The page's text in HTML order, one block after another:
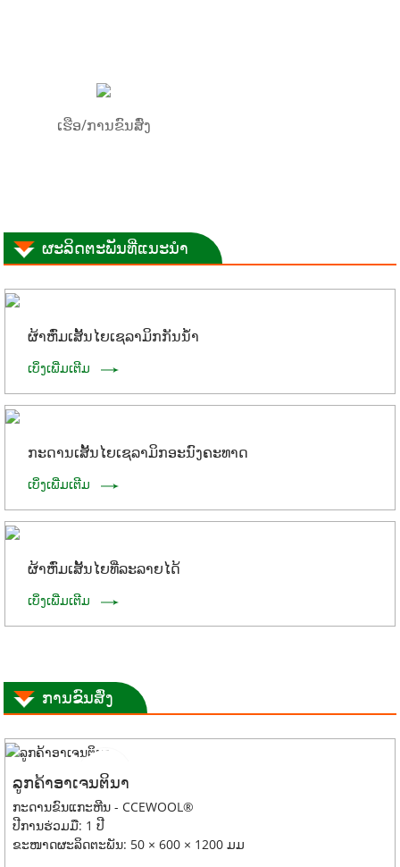
ເຮືອ/ການຂົນສົ່ງ
ຜະລິດຕະພັນທີ່ແນະນຳ
ຜ້າຫົ່ມເສັ້ນໄຍເຊລາມິກກັນນໍ້າ
ເບິ່ງເພີ່ມເຕີມ
ກະດານເສັ້ນໄຍເຊລາມິກອະນົງຄະທາດ
ເບິ່ງເພີ່ມເຕີມ
ຜ້າຫົ່ມເສັ້ນໄຍທີ່ລະລາຍໄດ້
ເບິ່ງເພີ່ມເຕີມ
ການຂົນສົ່ງ
ລູກຄ້າອາເຈນຕິນາ
ກະດານຂົນແກະຫີນ - CCEWOOL®
ປີການຮ່ວມມື: 1 ປີ
ຂະໜາດຜະລິດຕະພັນ: 50 × 600 × 1200 ມມ